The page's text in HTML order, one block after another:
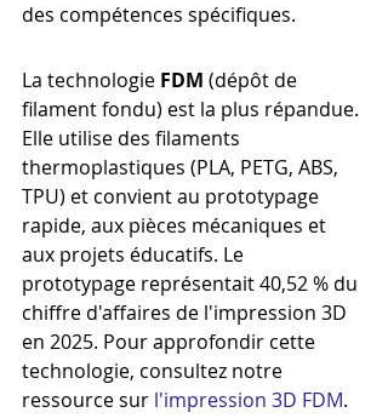
des compétences spécifiques.
La technologie FDM (dépôt de
filament fondu) est la plus répandue.
Elle utilise des filaments
thermoplastiques (PLA, PETG, ABS,
TPU) et convient au prototypage
rapide, aux pièces mécaniques et
aux projets éducatifs. Le
prototypage représentait 40,52 % du
chiffre d'affaires de l'impression 3D
en 2025. Pour approfondir cette
technologie, consultez notre
ressource sur l'impression 3D FDM.